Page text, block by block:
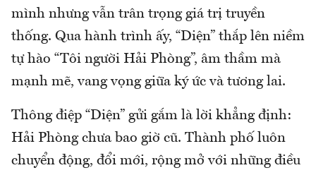
mình nhưng vẫn trân trọng giá trị truyền
thống. Qua hành trình ấy, “Diện” thắp lên niềm
tự hào “Tôi người Hải Phòng”, âm thầm mà
mạnh mẽ, vang vọng giữa ký ức và tương lai.
Thông điệp “Diện” gửi gắm là lời khẳng định:
Hải Phòng chưa bao giờ cũ. Thành phố luôn
chuyển động, đổi mới, rộng mở với những điều